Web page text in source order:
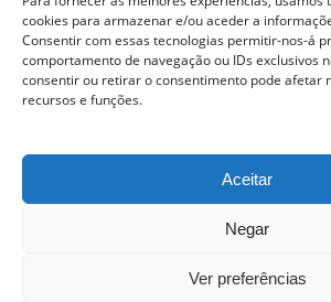
cookies para armazenar e/ou aceder a
Consentir com essas tecnologias permitir-nos-á
comportamento de navegação ou IDs exclusivos
consentir ou retirar o consentimento pode afetar
recursos e funções.
Aceitar
Negar
Ver preferências
O Poder do Subconsciente: esse poder é
30/06/2026
Ansiedade: cuidar de si antes que o
sua vida
© 2024 Em Forma. Todos os direitos
do Consumidor|Política de